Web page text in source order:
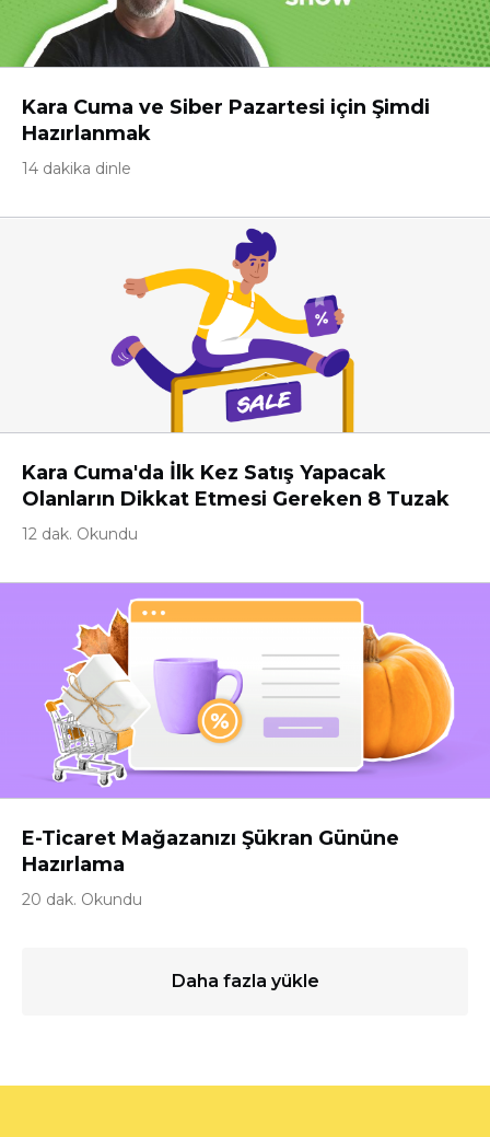
Kara Cuma ve Siber Pazartesi için Şimdi
Hazırlanmak
14 dakika dinle
Kara Cuma'da İlk Kez Satış Yapacak
Olanların Dikkat Etmesi Gereken 8 Tuzak
12 dak. Okundu
E-Ticaret Mağazanızı Şükran Gününe
Hazırlama
20 dak. Okundu
Daha fazla yükle